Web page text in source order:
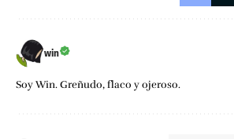
win
Soy Win. Greñudo, flaco y ojeroso.